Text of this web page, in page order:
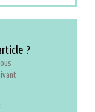
?